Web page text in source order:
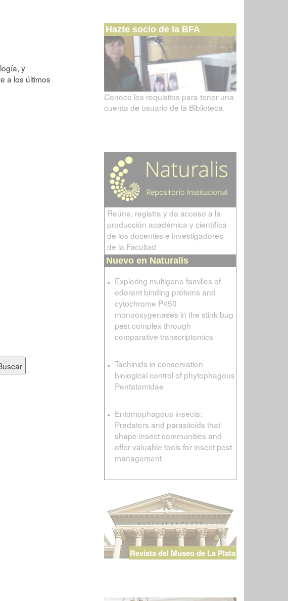
y
a los últimos
Hazte socio de la BFA
Conoce los requisitos para tener una
cuenta de usuario de la Biblioteca.
Reúne, registra y da acceso a la
producción académica y científica
de los docentes e investigadores
de la Facultad
Nuevo en Naturalis
Exploring multigene families of
odorant binding proteins and
cytochrome P450
monooxygenases in the stink bug
pest complex through
comparative transcriptomics
Tachinids in conservation
biological control of phytophagous
Pentatomidae
Entomophagous insects:
Predators and parasitoids that
shape insect communities and
offer valuable tools for insect pest
management
Revista del Museo de La Plata